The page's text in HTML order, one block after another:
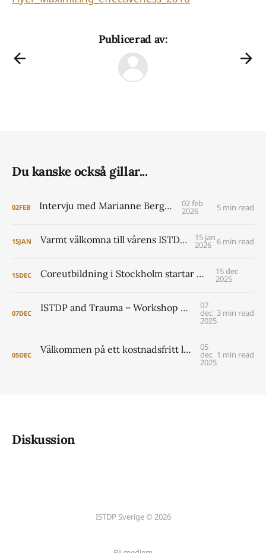
Publicerad av:
Du kanske också gillar...
02FEB Intervju med Marianne Berggren 02 feb
2026 5 min read
15JAN Varmt välkomna till vårens ISTDP Academy! 15 jan
2026 6 min read
15DEC Coreutbildning i Stockholm startar 2026 15 dec
2025
07DEC ISTDP and Trauma – Workshop with Jonathan Entis and Peter Lilliengren 07
dec
2025
3 min read
05DEC Välkommen på ett kostnadsfritt lunchseminarium om coreutbildningen i Lund 2026- 2029 05
dec
2025
1 min read
Diskussion
ISTDP Sverige © 2026